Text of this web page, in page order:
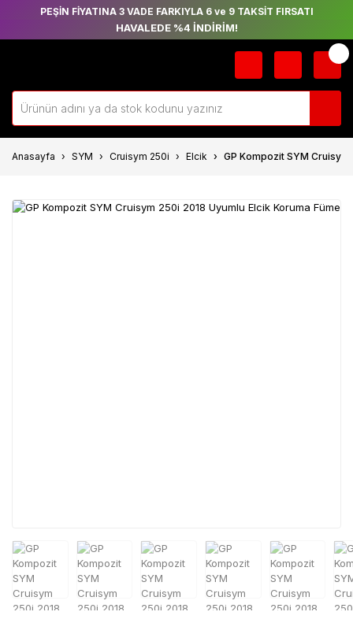
PEŞİN FİYATINA 3 VADE FARKIYLA 6 ve 9 TAKSİT FIRSATI
HAVALEDE %4 İNDİRİM!
Anasayfa SYM Cruisym 250i Elcik GP Kompozit SYM